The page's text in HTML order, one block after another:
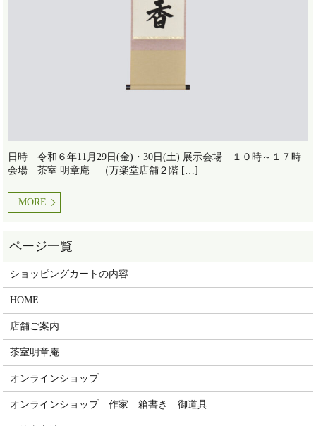
日時 令和６年11月29日(金)・30日(土) 展示会場 １０時～１７時
会場 茶室 明章庵 （万楽堂店舗２階 […]
MORE
ショッピングカートの内容
HOME
店舗ご案内
茶室明章庵
オンラインショップ
オンラインショップ 作家 箱書き 御道具